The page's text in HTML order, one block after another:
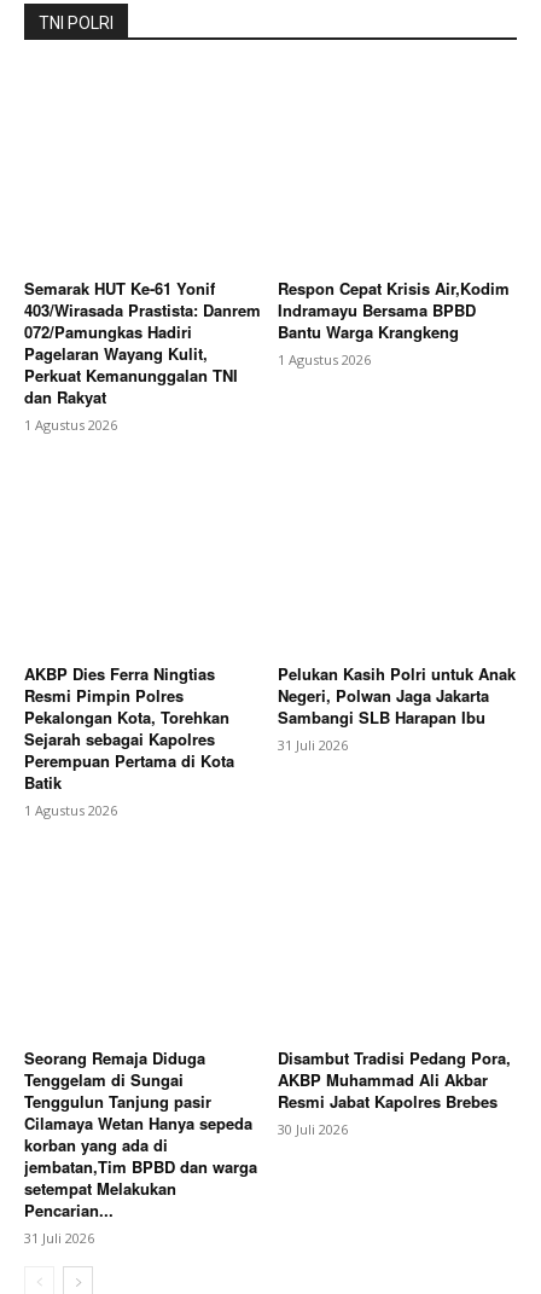
TNI POLRI
Semarak HUT Ke-61 Yonif
403/Wirasada Prastista: Danrem
072/Pamungkas Hadiri
Pagelaran Wayang Kulit,
Perkuat Kemanunggalan TNI
dan Rakyat
1 Agustus 2026
Respon Cepat Krisis Air,Kodim
Indramayu Bersama BPBD
Bantu Warga Krangkeng
1 Agustus 2026
AKBP Dies Ferra Ningtias
Resmi Pimpin Polres
Pekalongan Kota, Torehkan
Sejarah sebagai Kapolres
Perempuan Pertama di Kota
Batik
1 Agustus 2026
Pelukan Kasih Polri untuk Anak
Negeri, Polwan Jaga Jakarta
Sambangi SLB Harapan Ibu
31 Juli 2026
Seorang Remaja Diduga
Tenggelam di Sungai
Tenggulun Tanjung pasir
Cilamaya Wetan Hanya sepeda
korban yang ada di
jembatan,Tim BPBD dan warga
setempat Melakukan
Pencarian...
31 Juli 2026
Disambut Tradisi Pedang Pora,
AKBP Muhammad Ali Akbar
Resmi Jabat Kapolres Brebes
30 Juli 2026